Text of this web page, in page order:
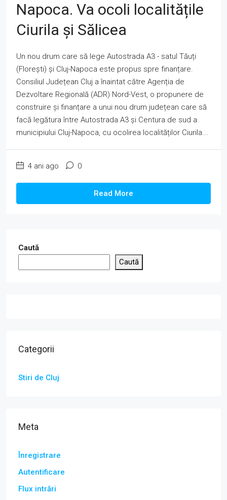
Napoca. Va ocoli localitățile
Ciurila și Sălicea
Un nou drum care să lege Autostrada A3 - satul Tăuți
(Florești) și Cluj-Napoca este propus spre finanțare.
Consiliul Județean Cluj a înaintat către Agenția de
Dezvoltare Regională (ADR) Nord-Vest, o propunere de
construire și finanțare a unui nou drum județean care să
facă legătura între Autostrada A3 și Centura de sud a
municipiului Cluj-Napoca, cu ocolirea localităților Ciurila...
4 ani ago 0
Read More
Caută
Caută
Categorii
Stiri de Cluj
Meta
Înregistrare
Autentificare
Flux intrări